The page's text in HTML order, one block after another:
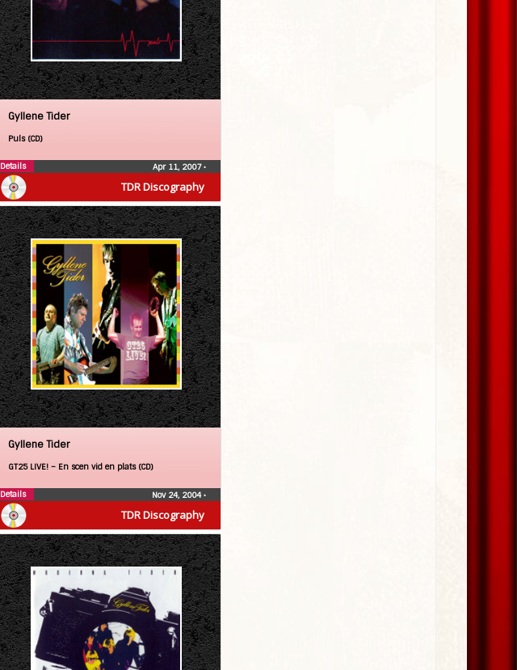
TDR Discography
Gyllene Tider
Puls (CD)
Apr 11, 2007•
Details
TDR Discography
Gyllene Tider
GT25 LIVE! – En scen vid en plats (CD)
Nov 24, 2004•
Details